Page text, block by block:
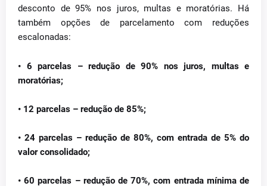
desconto de 95% nos juros, multas e moratórias. Há
também opções de parcelamento com reduções
escalonadas:
• 6 parcelas – redução de 90% nos juros, multas e
moratórias;
• 12 parcelas – redução de 85%;
• 24 parcelas – redução de 80%, com entrada de 5% do
valor consolidado;
•60 parcelas – redução de 70%, com entrada mínima de